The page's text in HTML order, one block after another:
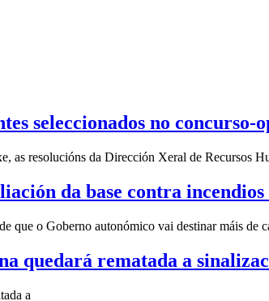
seleccionados no
as resolucións da Dirección Xeral de Recursos
da base contra
que o Goberno autonómico vai destinar máis de
quedará rematada a